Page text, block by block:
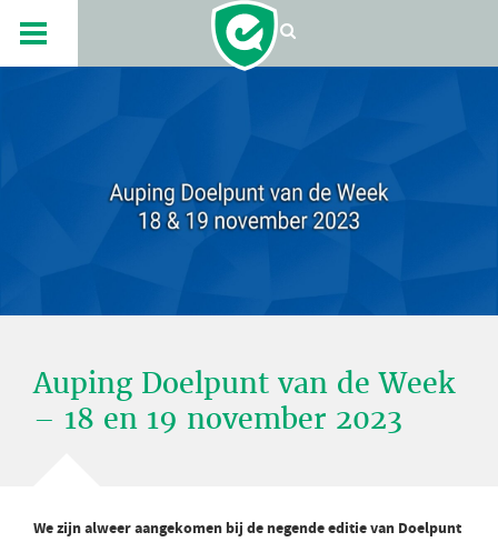
Auping Doelpunt van de Week
– 18 en 19 november 2023
We zijn alweer aangekomen bij de negende editie van Doelpunt